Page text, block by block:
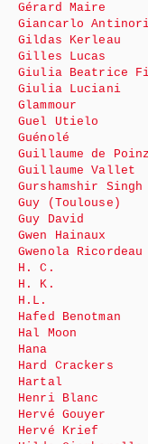
Gérard Maire
Giancarlo
Gildas Kerleau
Gilles Lucas
Giulia Beatrice
Giulia Luciani
Glammour
Guel Utielo
Guénolé
Guillaume de
Guillaume Vallet
Gurshamshir Singh
Guy (Toulouse)
Guy David
Gwen Hainaux
Gwenola Ricordeau
H. C.
H. K.
H.L.
Hafed Benotman
Hal Moon
Hana
Hard Crackers
Hartal
Henri Blanc
Hervé Gouyer
Hervé Krief